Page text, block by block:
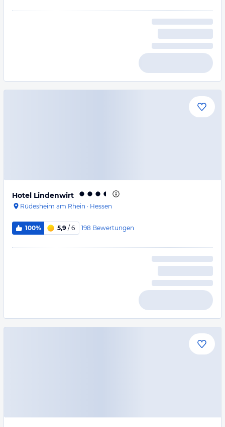
Hotel Lindenwirt
Rüdesheim am Rhein · Hessen
100% 5,9 / 6 198 Bewertungen